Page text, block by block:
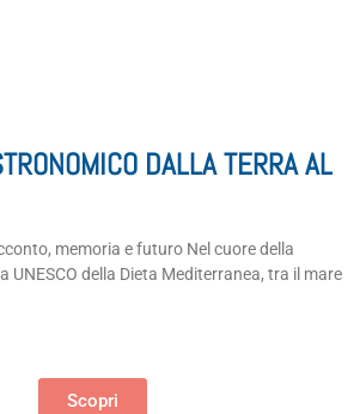
DALLA TERRA AL
memoria e futuro Nel cuore della
UNESCO della Dieta Mediterranea, tra il mare
Scopri